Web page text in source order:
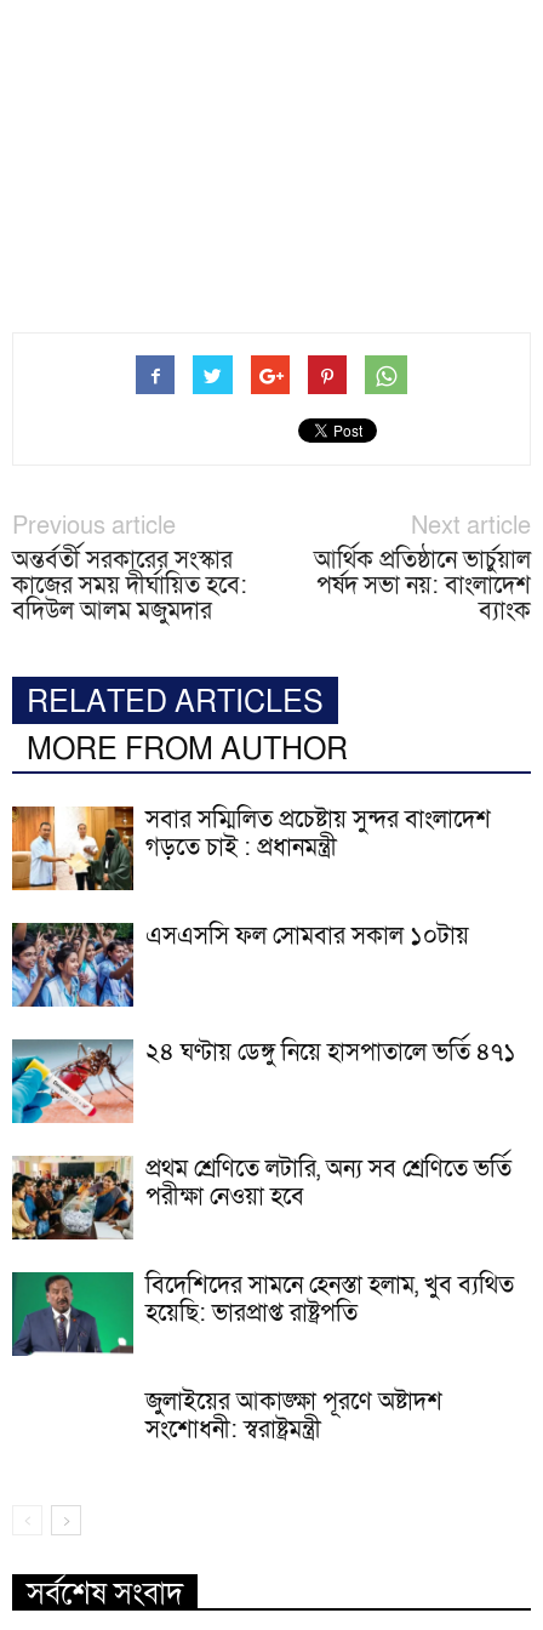
Previous article
অন্তর্বর্তী সরকারের সংস্কার
কাজের সময় দীর্ঘায়িত হবে:
বদিউল আলম মজুমদার
Next article
আর্থিক প্রতিষ্ঠানে ভার্চুয়াল
পর্ষদ সভা নয়: বাংলাদেশ
ব্যাংক
RELATED ARTICLES
MORE FROM AUTHOR
সবার সম্মিলিত প্রচেষ্টায় সুন্দর বাংলাদেশ
গড়তে চাই : প্রধানমন্ত্রী
এসএসসি ফল সোমবার সকাল ১০টায়
২৪ ঘণ্টায় ডেঙ্গু নিয়ে হাসপাতালে ভর্তি ৪৭১
প্রথম শ্রেণিতে লটারি, অন্য সব শ্রেণিতে ভর্তি
পরীক্ষা নেওয়া হবে
বিদেশিদের সামনে হেনস্তা হলাম, খুব ব্যথিত
হয়েছি: ভারপ্রাপ্ত রাষ্ট্রপতি
জুলাইয়ের আকাঙ্ক্ষা পূরণে অষ্টাদশ
সংশোধনী: স্বরাষ্ট্রমন্ত্রী
সর্বশেষ সংবাদ